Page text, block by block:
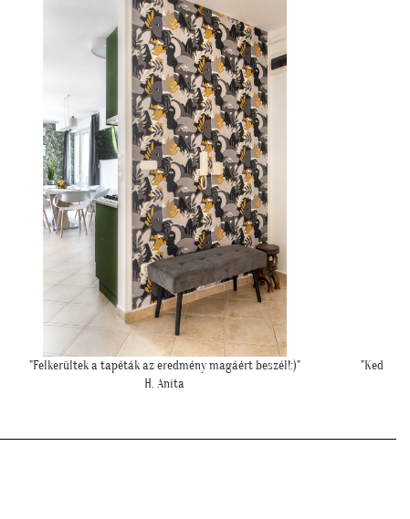
"Kedves Tapétatrend ! Köszönöm a makis tapétát. Jó választás lett
nagyon!"